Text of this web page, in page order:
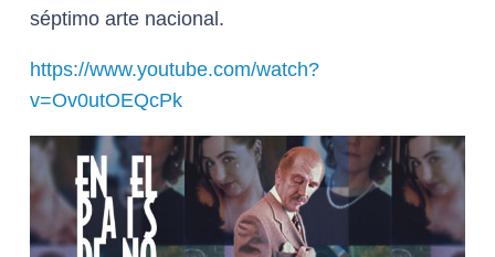
séptimo arte nacional.
https://www.youtube.com/watch?
v=Ov0utOEQcPk